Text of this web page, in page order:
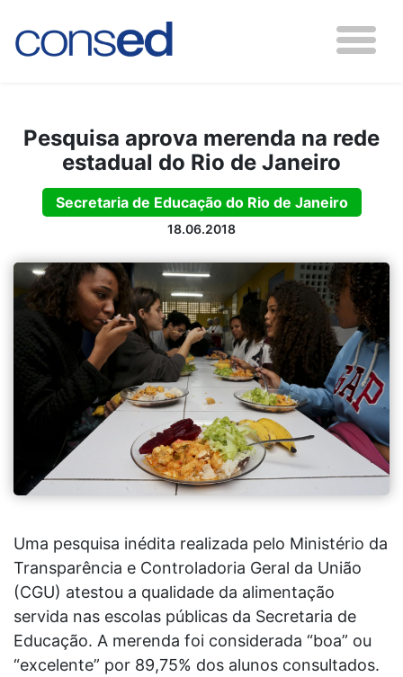
Pesquisa aprova merenda na rede
estadual do Rio de Janeiro
Secretaria de Educação do Rio de Janeiro
18.06.2018
Uma pesquisa inédita realizada pelo Ministério da
Transparência e Controladoria Geral da União
(CGU) atestou a qualidade da alimentação
servida nas escolas públicas da Secretaria de
Educação. A merenda foi considerada “boa” ou
“excelente” por 89,75% dos alunos consultados.